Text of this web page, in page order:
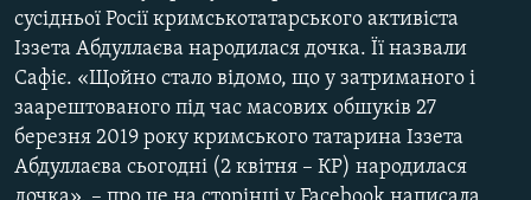
сусідньої Росії кримськотатарського активіста
Іззета Абдуллаєва народилася дочка. Її назвали
Сафіє. «Щойно стало відомо, що у затриманого і
заарештованого під час масових обшуків 27
березня 2019 року кримського татарина Іззета
Абдуллаєва сьогодні (2 квітня – КР) народилася